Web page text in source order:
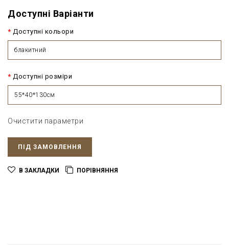
Доступні Варіанти
Доступні кольори
блакитний
Доступні розміри
55*40*130см
Очистити параметри
ПІД ЗАМОВЛЕННЯ
В ЗАКЛАДКИ ПОРІВНЯННЯ